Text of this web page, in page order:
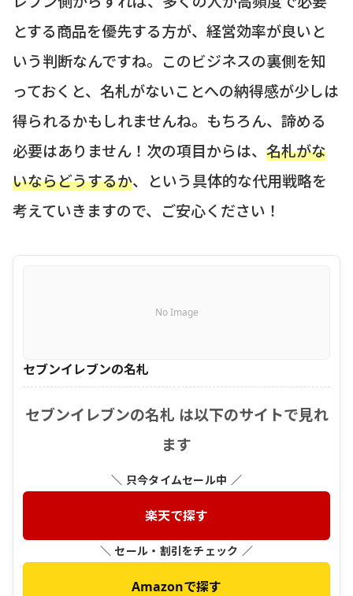
とする商品を優先する方が、経営効率が良いと
いう判断なんですね。このビジネスの裏側を知
っておくと、名札がないことへの納得感が少しは
得られるかもしれませんね。もちろん、諦める
必要はありません！次の項目からは、 名札がな
いならどうするか、という具体的な代用戦略を
考えていきますので、ご安心ください！
No Image
セブンイレブンの名札
セブンイレブンの名札 は以下のサイトで見れ
ます
＼ 只今タイムセール中 ／
楽天で探す
＼ セール・割引をチェック ／
Amazonで探す